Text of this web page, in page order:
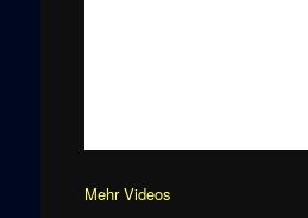
Mehr Videos